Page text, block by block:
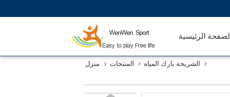
الصفحة الرئيسية
منزل المنتجات الشريحة بارك المياه